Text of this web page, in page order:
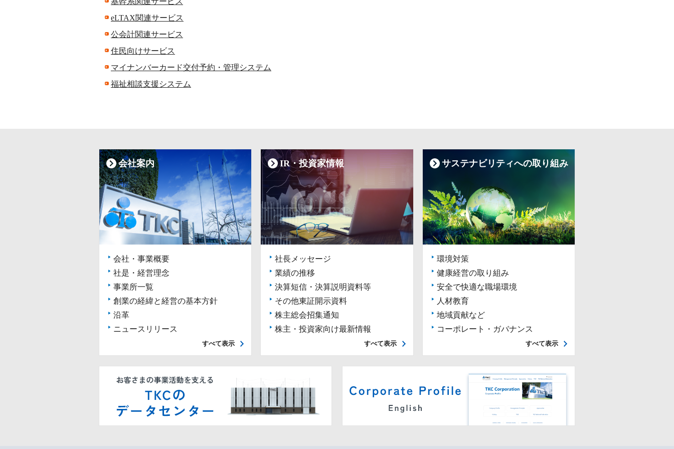
eLTAX関連サービス
公会計関連サービス
住民向けサービス
マイナンバーカード交付予約・管理システム
福祉相談支援システム
会社案内
会社・事業概要
社是・経営理念
事業所一覧
創業の経緯と経営の基本方針
沿革
ニュースリリース
すべて表示
IR・投資家情報
社長メッセージ
業績の推移
決算短信・決算説明資料等
その他東証開示資料
株主総会招集通知
株主・投資家向け最新情報
すべて表示
サステナビリティへの取り組み
環境対策
健康経営の取り組み
安全で快適な職場環境
人材教育
地域貢献など
コーポレート・ガバナンス
すべて表示